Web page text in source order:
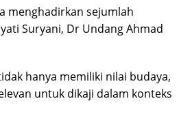
menghadirkan sejumlah
Suryani, Dr Undang Ahmad
hanya memiliki nilai budaya,
untuk dikaji dalam konteks